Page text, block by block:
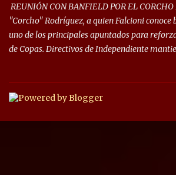
REUNIÓN CON BANFIELD POR EL CORCHO
"Corcho" Rodríguez, a quien Falcioni conoce
uno de los principales apuntados para
de Copas. Directivos de Independiente
préstamo con opción de compra pero, por lo
busca vender al menos el 50% del pase por
1,5 millones de dólares. El volante central